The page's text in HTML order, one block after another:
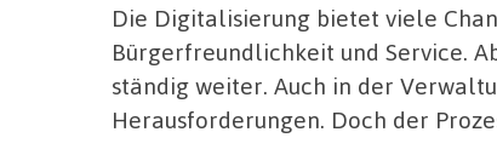
Die Digitalisierung bietet viele
Bürgerfreundlichkeit und Service.
ständig weiter. Auch in der
Herausforderungen. Doch der